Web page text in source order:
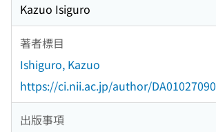
Kazuo Isiguro
著者標目
Ishiguro, Kazuo
https://ci.nii.ac.jp/author/DA01027090
出版事項